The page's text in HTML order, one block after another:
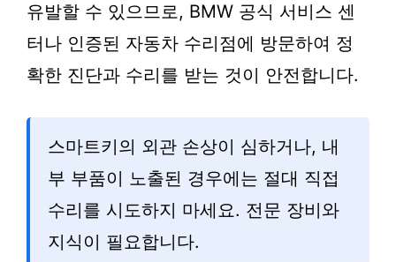
유발할 수 있으므로, BMW 공식 서비스 센
터나 인증된 자동차 수리점에 방문하여 정
확한 진단과 수리를 받는 것이 안전합니다.
스마트키의 외관 손상이 심하거나, 내
부 부품이 노출된 경우에는 절대 직접
수리를 시도하지 마세요. 전문 장비와
지식이 필요합니다.